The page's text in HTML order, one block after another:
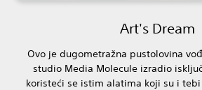
Art's Dream
Ovo je dugometražna pustolovina
studio Media Molecule izradio
koristeći se istim alatima koji su i